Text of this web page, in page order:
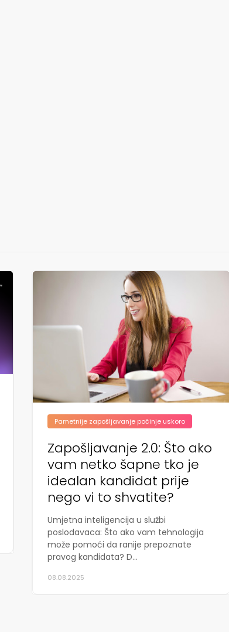
Pametnije zapošljavanje počinje uskoro
Zapošljavanje 2.0: Što ako
vam netko šapne tko je
idealan kandidat prije
nego vi to shvatite?
Umjetna inteligencija u službi
poslodavaca: Što ako vam tehnologija
može pomoći da ranije prepoznate
pravog kandidata? D...
08.08.2025